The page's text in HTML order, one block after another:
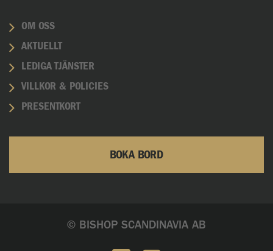
OM OSS
AKTUELLT
LEDIGA TJÄNSTER
VILLKOR & POLICIES
PRESENTKORT
BOKA BORD
© BISHOP SCANDINAVIA AB